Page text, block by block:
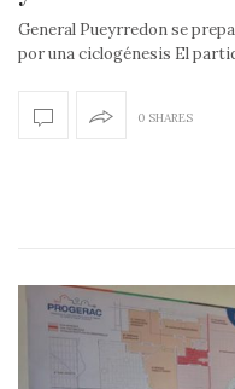
General Pueyrredon se
por una ciclogénesis El
0 SHARES